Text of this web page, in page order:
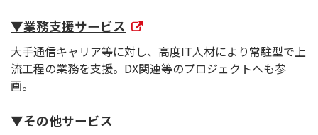
▼業務支援サービス
大手通信キャリア等に対し、高度IT人材により常駐型で上
流工程の業務を支援。DX関連等のプロジェクトへも参
画。
▼その他サービス